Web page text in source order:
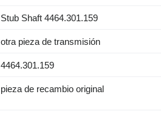
Stub Shaft 4464.301.159
otra pieza de transmisión
4464.301.159
pieza de recambio original